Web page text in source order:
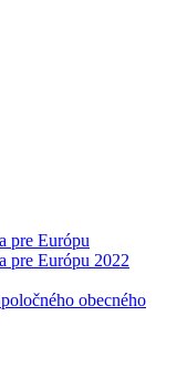
pre Európu
pre Európu 2022
obecného